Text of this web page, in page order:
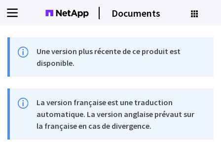
Documents
Une version plus récente de ce produit est
disponible.
La version française est une traduction
automatique. La version anglaise prévaut sur
la française en cas de divergence.